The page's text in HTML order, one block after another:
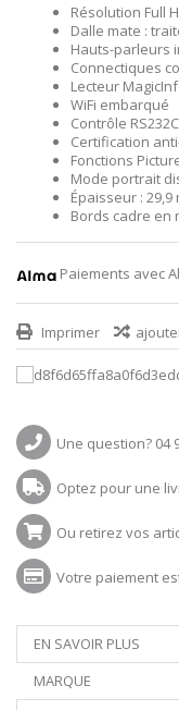
Résolution Full
Dalle mate :
Hauts-parleurs
Connectiques
Lecteur
WiFi embarqué
Contrôle
Certification
Fonctions
Mode portrait
Épaisseur : 29,9
Bords cadre en
Paiements avec
Imprimer
Une question? 04
Optez pour une
Ou retirez vos
Votre paiement
EN SAVOIR PLUS
MARQUE